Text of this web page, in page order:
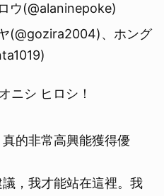
ウ(@alaninepoke)
(@gozira2004)、ホング
ニシ ヒロシ！
的非常高興能獲得優
，我才能站在這裡。我